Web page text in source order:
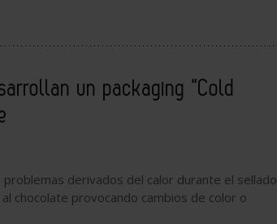
un packaging “Cold
derivados del calor durante el sellado
chocolate provocando cambios de color o